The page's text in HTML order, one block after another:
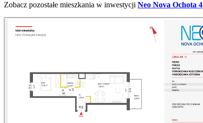
Zobacz pozostałe mieszkania w inwestycji Neo Nova Ochota 4